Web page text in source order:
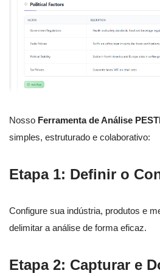
Nosso Ferramenta de Análise
simples, estruturado e colaborativo:
Etapa 1: Definir o
Configure sua indústria, produtos e
delimitar a análise de forma eficaz.
Etapa 2: Capturar e